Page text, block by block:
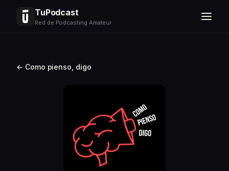
TuPodcast
Red de Podcasting Amateur
← Como pienso, digo